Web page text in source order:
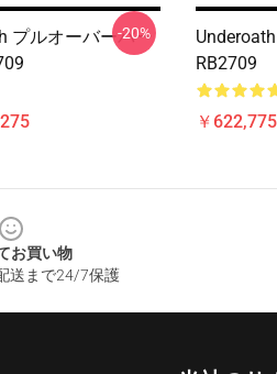
プルオーバーパー
-20%
RB2709
￥
お買い物
送まで24/7保護